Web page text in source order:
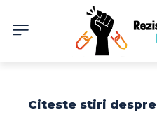
Citeste stiri despre